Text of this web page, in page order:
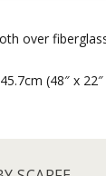
over
(48″ x 22″